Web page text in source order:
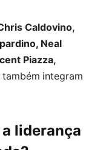
Caldovino,
Neal
Piazza,
também integram
liderança